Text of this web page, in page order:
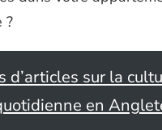
?
d’articles sur la
en